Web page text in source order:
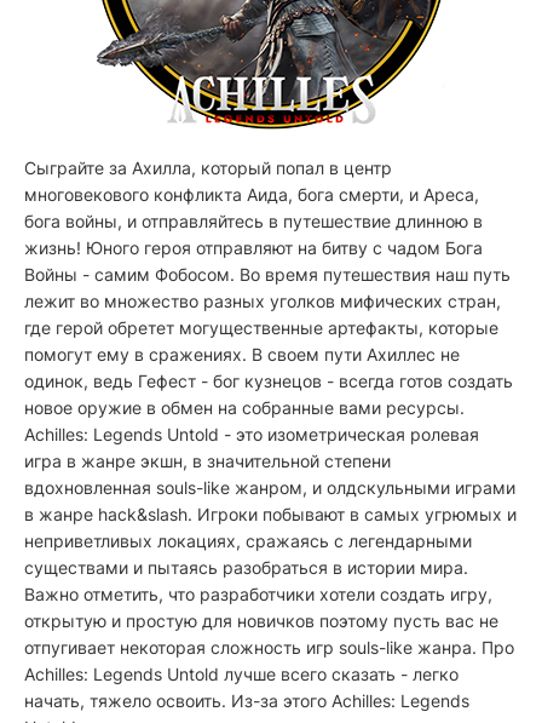
Сыграйте за Ахилла, который попал в центр
многовекового конфликта Аида, бога смерти, и Ареса,
бога войны, и отправляйтесь в путешествие длинною в
жизнь! Юного героя отправляют на битву с чадом Бога
Войны - самим Фобосом. Во время путешествия наш путь
лежит во множество разных уголков мифических стран,
где герой обретет могущественные артефакты, которые
помогут ему в сражениях. В своем пути Ахиллес не
одинок, ведь Гефест - бог кузнецов - всегда готов создать
новое оружие в обмен на собранные вами ресурсы.
Achilles: Legends Untold - это изометрическая ролевая
игра в жанре экшн, в значительной степени
вдохновленная souls-like жанром, и олдскульными играми
в жанре hack&slash. Игроки побывают в самых угрюмых и
неприветливых локациях, сражаясь с легендарными
существами и пытаясь разобраться в истории мира.
Важно отметить, что разработчики хотели создать игру,
открытую и простую для новичков поэтому пусть вас не
отпугивает некоторая сложность игр souls-like жанра. Про
Achilles: Legends Untold лучше всего сказать - легко
начать, тяжело освоить. Из-за этого Achilles: Legends